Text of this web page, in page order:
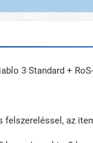
3 Standard +
felszereléssel, az